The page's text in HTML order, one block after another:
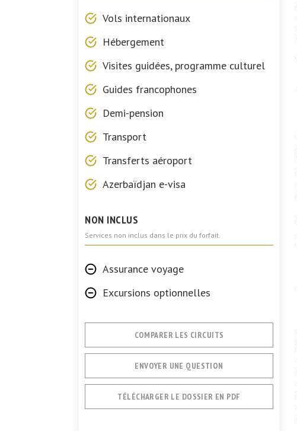
Vols internationaux
Hébergement
Visites guidées, programme culturel
Guides francophones
Demi-pension
Transport
Transferts aéroport
Azerbaïdjan e-visa
NON INCLUS
Services non inclus dans le prix du forfait.
Assurance voyage
Excursions optionnelles
COMPARER LES CIRCUITS
ENVOYER UNE QUESTION
TÉLÉCHARGER LE DOSSIER EN PDF